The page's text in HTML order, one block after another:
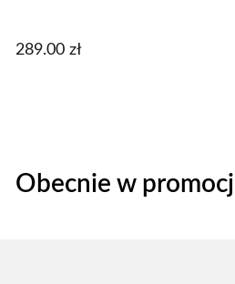
289.00 zł
Obecnie w